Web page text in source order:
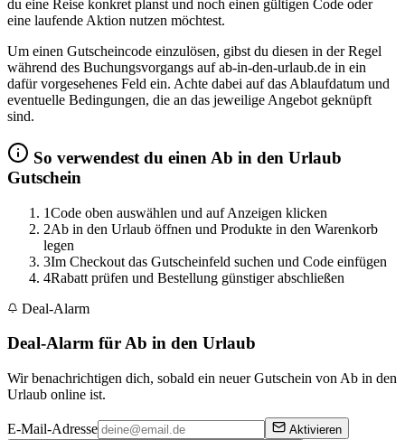
du eine Reise konkret planst und noch einen gültigen Code oder
eine laufende Aktion nutzen möchtest.
Um einen Gutscheincode einzulösen, gibst du diesen in der Regel
während des Buchungsvorgangs auf ab-in-den-urlaub.de in ein
dafür vorgesehenes Feld ein. Achte dabei auf das Ablaufdatum und
eventuelle Bedingungen, die an das jeweilige Angebot geknüpft
sind.
So verwendest du einen Ab in den Urlaub
Gutschein
1Code oben auswählen und auf Anzeigen klicken
2Ab in den Urlaub öffnen und Produkte in den Warenkorb
legen
3Im Checkout das Gutscheinfeld suchen und Code einfügen
4Rabatt prüfen und Bestellung günstiger abschließen
Deal-Alarm
Deal-Alarm für Ab in den Urlaub
Wir benachrichtigen dich, sobald ein neuer Gutschein von Ab in den
Urlaub online ist.
E-Mail-Adresse
Aktivieren